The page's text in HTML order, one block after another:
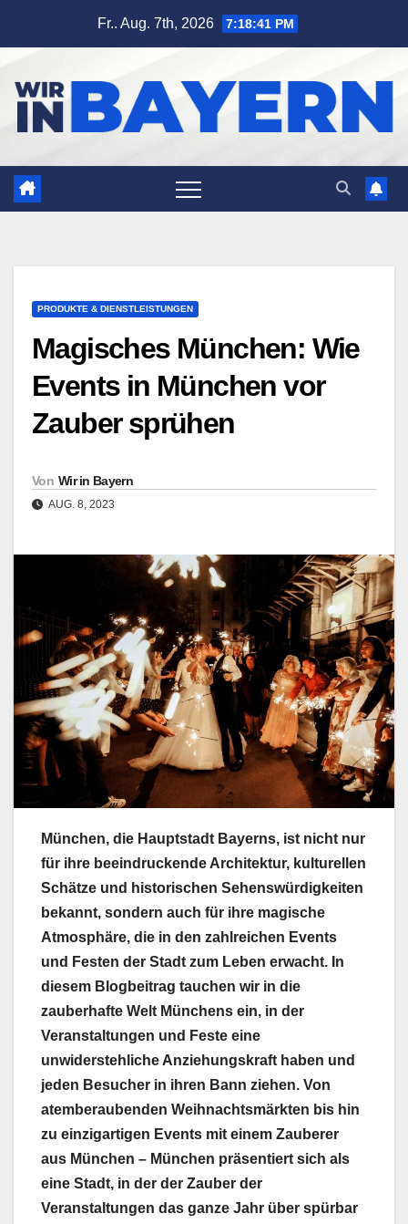
Fr.. Aug. 7th, 2026 7:18:42 PM
PRODUKTE & DIENSTLEISTUNGEN
Magisches München: Wie
Events in München vor
Zauber sprühen
Von Wir in Bayern
AUG. 8, 2023
München, die Hauptstadt Bayerns, ist nicht nur
für ihre beeindruckende Architektur, kulturellen
Schätze und historischen Sehenswürdigkeiten
bekannt, sondern auch für ihre magische
Atmosphäre, die in den zahlreichen Events
und Festen der Stadt zum Leben erwacht. In
diesem Blogbeitrag tauchen wir in die
zauberhafte Welt Münchens ein, in der
Veranstaltungen und Feste eine
unwiderstehliche Anziehungskraft haben und
jeden Besucher in ihren Bann ziehen. Von
atemberaubenden Weihnachtsmärkten bis hin
zu einzigartigen Events mit einem Zauberer
aus München – München präsentiert sich als
eine Stadt, in der der Zauber der
Veranstaltungen das ganze Jahr über spürbar